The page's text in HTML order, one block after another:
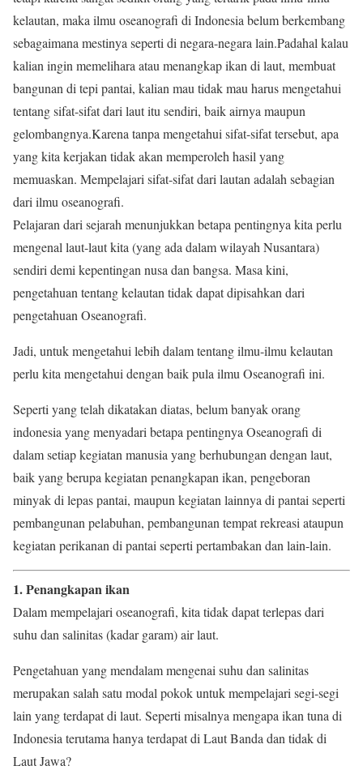
kelautan, maka ilmu oseanografi di Indonesia belum berkembang
sebagaimana mestinya seperti di negara-negara lain.Padahal kalau
kalian ingin memelihara atau menangkap ikan di laut, membuat
bangunan di tepi pantai, kalian mau tidak mau harus mengetahui
tentang sifat-sifat dari laut itu sendiri, baik airnya maupun
gelombangnya.Karena tanpa mengetahui sifat-sifat tersebut, apa
yang kita kerjakan tidak akan memperoleh hasil yang
memuaskan. Mempelajari sifat-sifat dari lautan adalah sebagian
dari ilmu oseanografi.
Pelajaran dari sejarah menunjukkan betapa pentingnya kita perlu
mengenal laut-laut kita (yang ada dalam wilayah Nusantara)
sendiri demi kepentingan nusa dan bangsa. Masa kini,
pengetahuan tentang kelautan tidak dapat dipisahkan dari
pengetahuan Oseanografi.
Jadi, untuk mengetahui lebih dalam tentang ilmu-ilmu kelautan
perlu kita mengetahui dengan baik pula ilmu Oseanografi ini.
Seperti yang telah dikatakan diatas, belum banyak orang
indonesia yang menyadari betapa pentingnya Oseanografi di
dalam setiap kegiatan manusia yang berhubungan dengan laut,
baik yang berupa kegiatan penangkapan ikan, pengeboran
minyak di lepas pantai, maupun kegiatan lainnya di pantai seperti
pembangunan pelabuhan, pembangunan tempat rekreasi ataupun
kegiatan perikanan di pantai seperti pertambakan dan lain-lain.
1. Penangkapan ikan
Dalam mempelajari oseanografi, kita tidak dapat terlepas dari
suhu dan salinitas (kadar garam) air laut.
Pengetahuan yang mendalam mengenai suhu dan salinitas
merupakan salah satu modal pokok untuk mempelajari segi-segi
lain yang terdapat di laut. Seperti misalnya mengapa ikan tuna di
Indonesia terutama hanya terdapat di Laut Banda dan tidak di
Laut Jawa?